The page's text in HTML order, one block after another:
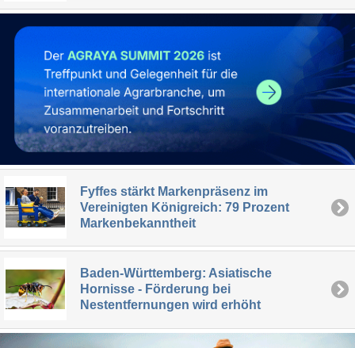
Fyffes stärkt Markenpräsenz im
Vereinigten Königreich: 79 Prozent
Markenbekanntheit
Baden-Württemberg: Asiatische
Hornisse - Förderung bei
Nestentfernungen wird erhöht